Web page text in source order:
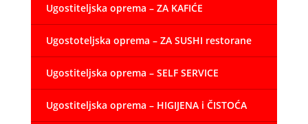
Ugostiteljska oprema – ZA KAFIĆE
Ugostoteljska oprema – ZA SUSHI restorane
Ugostiteljska oprema – SELF SERVICE
Ugostiteljska oprema – HIGIJENA i ČISTOĆA